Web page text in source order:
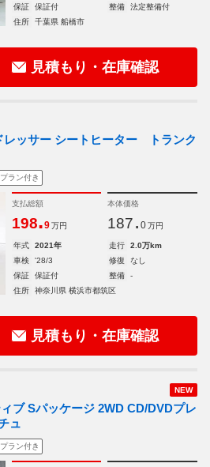
保証
保証付 整備
法定整備付
住所
千葉県 船橋市
見積もり・在庫確認
レッサー シートヒーター トランク
ラン付き
支払総額
198.9 万円
本体価格
187. 0 万円
年式 2021年 走行
2.0万km
車検
'28/3 修復
なし
保証
保証付 整備
-
住所
神奈川県 横浜市都筑区
見積もり・在庫確認
NEW
ブ Sパッケージ 2WD CD/DVDプレ
ュ
ラン付き